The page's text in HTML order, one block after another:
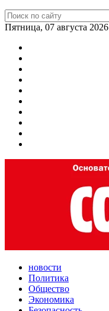
Пятница, 07 августа 2026
новости
Политика
Общество
Экономика